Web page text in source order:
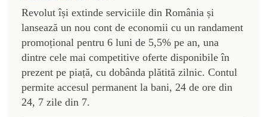
Revolut își extinde serviciile din România și
lansează un nou cont de economii cu un randament
promoțional pentru 6 luni de 5,5% pe an, una
dintre cele mai competitive oferte disponibile în
prezent pe piață, cu dobânda plătită zilnic. Contul
permite accesul permanent la bani, 24 de ore din
24, 7 zile din 7.